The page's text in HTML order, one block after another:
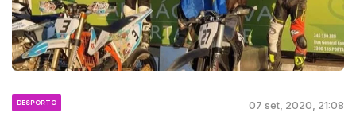
DESPORTO 07 set, 2020, 21:08